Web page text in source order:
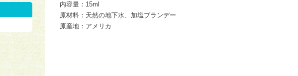
内容量：15ml
原材料：天然の地下水、加塩ブランデー
原産地：アメリカ